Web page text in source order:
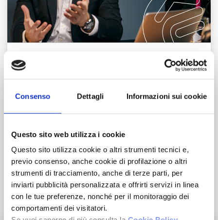
Consenso Dettagli Informazioni sui cookie
Questo sito web utilizza i cookie
Questo sito utilizza cookie o altri strumenti tecnici e,
previo consenso, anche cookie di profilazione o altri
strumenti di tracciamento, anche di terze parti, per
inviarti pubblicità personalizzata e offrirti servizi in linea
con le tue preferenze, nonché per il monitoraggio dei
comportamenti dei visitatori.
Know-how di oltre 35 anni
Invia il tuo CV